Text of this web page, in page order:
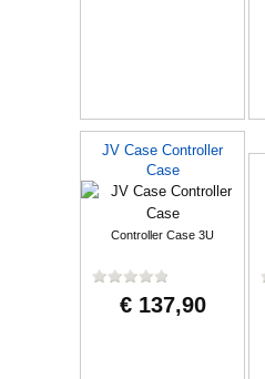
JV Case Controller
Case
Controller Case 3U
€ 137,90